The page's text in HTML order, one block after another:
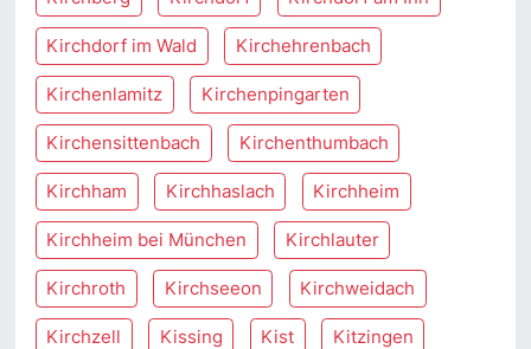
Kirchdorf im Wald Kirchehrenbach
Kirchenlamitz Kirchenpingarten
Kirchensittenbach Kirchenthumbach
Kirchham Kirchhaslach Kirchheim
Kirchheim bei München Kirchlauter
Kirchroth Kirchseeon Kirchweidach
Kirchzell Kissing Kist Kitzingen